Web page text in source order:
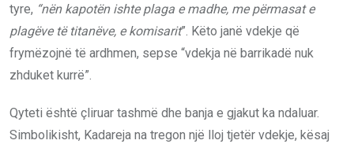
tyre, “nën kapotën ishte plaga e madhe, me përmasat e
plagëve të titanëve, e komisarit”. Këto janë vdekje që
frymëzojnë të ardhmen, sepse “vdekja në barrikadë nuk
zhduket kurrë”.
Qyteti është çliruar tashmë dhe banja e gjakut ka ndaluar.
Simbolikisht, Kadareja na tregon një lloj tjetër vdekje, kësaj